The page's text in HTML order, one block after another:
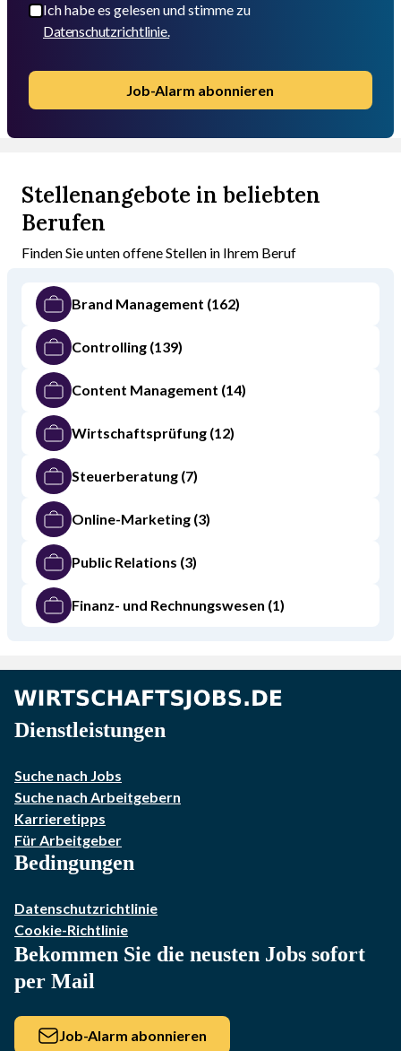
Ich habe es gelesen und stimme zu
Datenschutzrichtlinie.
Job-Alarm abonnieren
Stellenangebote in beliebten
Berufen
Finden Sie unten offene Stellen in Ihrem Beruf
Brand Management (162)
Controlling (139)
Content Management (14)
Wirtschaftsprüfung (12)
Steuerberatung (7)
Online-Marketing (3)
Public Relations (3)
Finanz- und Rechnungswesen (1)
Dienstleistungen
Suche nach Jobs
Suche nach Arbeitgebern
Karrieretipps
Für Arbeitgeber
Bedingungen
Datenschutzrichtlinie
Cookie-Richtlinie
Bekommen Sie die neusten Jobs sofort
per Mail
Job-Alarm abonnieren